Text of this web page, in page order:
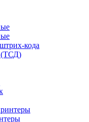
кода
(ТСД)